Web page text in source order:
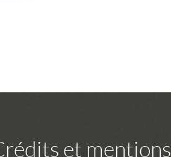
et mentions